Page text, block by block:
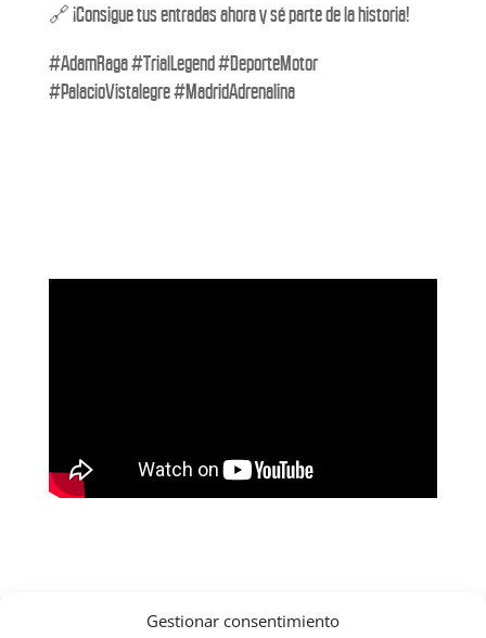
Gestionar consentimiento
🔗 ¡Consigue tus entradas ahora y sé parte de la historia!
#AdamRaga #TrialLegend #DeporteMotor
#PalacioVistalegre #MadridAdrenalina